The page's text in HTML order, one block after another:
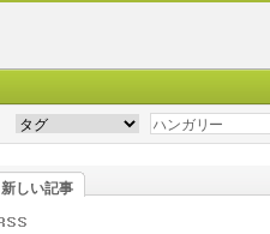
新しい記事